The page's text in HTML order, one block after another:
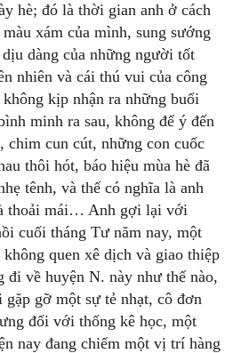
hè; đó là thời gian anh ở cách
xám của mình, sung sướng
dàng của những người tốt
nhiên và cái thú vui của công
kịp nhận ra những buổi
minh ra sau, không để ý đến
chim cun cút, những con cuốc
thôi hót, báo hiệu mùa hè đã
tênh, và thế có nghĩa là anh
thoải mái… Anh gợi lại với
cuối tháng Tư năm nay, một
quen xê dịch và giao thiệp
đi về huyện N. này như thế nào,
gặp gỡ một sự tẻ nhạt, cô đơn
đối với thống kê học, một
nay đang chiếm một vị trí hàng